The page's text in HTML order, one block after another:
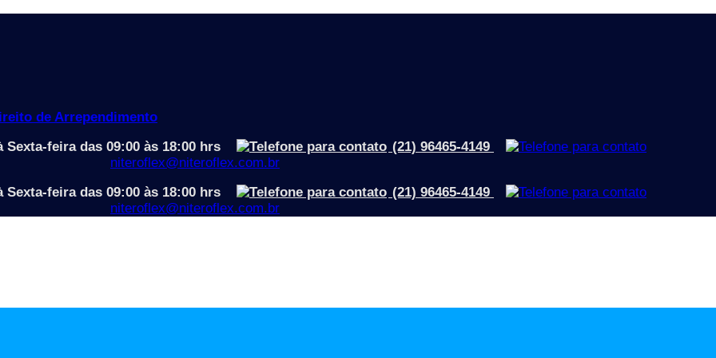
de Arrependimento
Sexta-feira das 09:00 às 18:00 hrs
(21) 96465-4149
niteroflex@niteroflex.com.br
Sexta-feira das 09:00 às 18:00 hrs
(21) 96465-4149
niteroflex@niteroflex.com.br
versáteis para ambientes coletivos, com foco em conforto ergonômico e conectividade. Sua variedade de opções a